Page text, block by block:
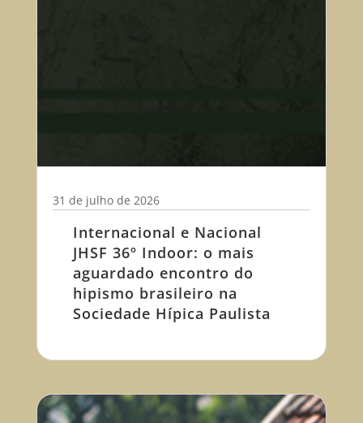
Internacional e Nacional
JHSF 36º Indoor: o mais
aguardado encontro do
hipismo brasileiro na
Sociedade Hípica Paulista
31 de julho de 2026